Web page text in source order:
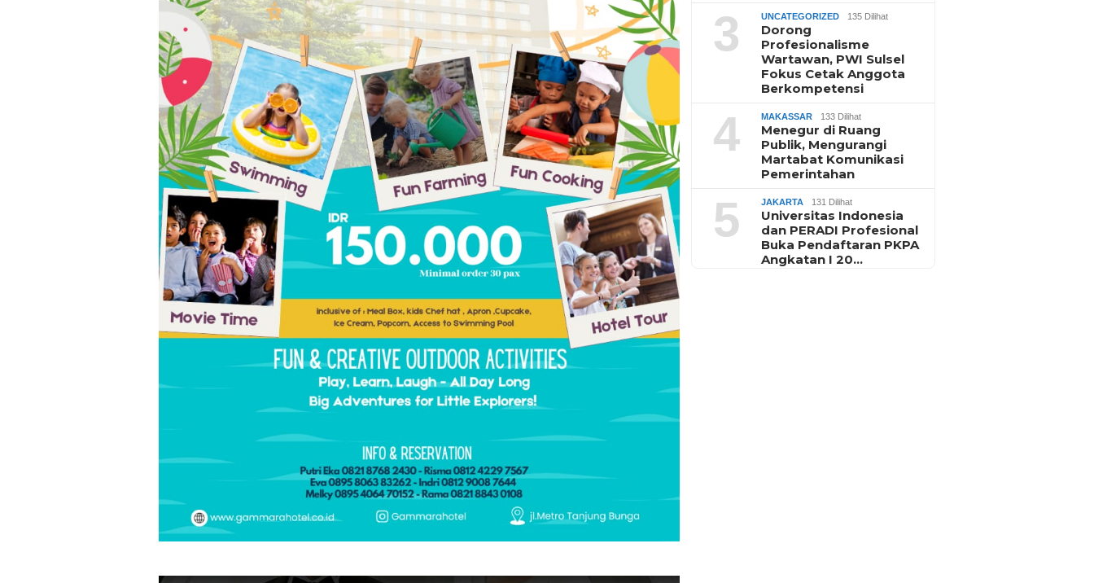
3 UNCATEGORIZED 135 Dilihat
Dorong
Profesionalisme
Wartawan, PWI Sulsel
Fokus Cetak Anggota
Berkompetensi
4 MAKASSAR 133 Dilihat
Menegur di Ruang
Publik, Mengurangi
Martabat Komunikasi
Pemerintahan
5 JAKARTA 131 Dilihat
Universitas Indonesia
dan PERADI Profesional
Buka Pendaftaran PKPA
Angkatan I 20…